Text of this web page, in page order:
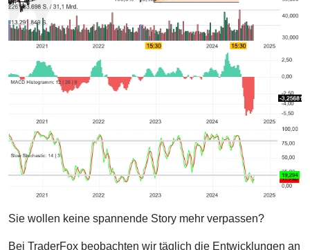
Sie wollen keine spannende Story mehr verpassen?
Bei TraderFox beobachten wir täglich die Entwicklungen an